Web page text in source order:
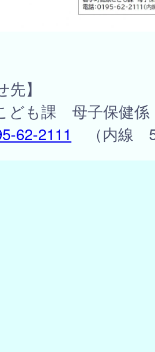
先】
ども課 母子保健係
62-2111 （内線